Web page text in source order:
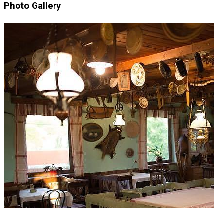
Photo Gallery